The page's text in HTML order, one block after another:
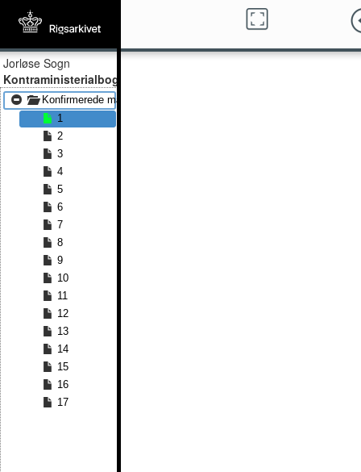
Jorløse Sogn
Kontraministerialbog
Konfirmerede mænd 1855 - Konfirmerede mænd 1879
1
2
3
4
5
6
7
8
9
10
11
12
13
14
15
16
17